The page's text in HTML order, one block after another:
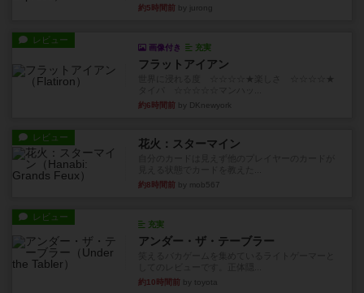
約5時間前 by jurong
レビュー
画像付き 充実
フラットアイアン
約6時間前 by DKnewyork
レビュー 花火：スターマイン
約8時間前 by mob567
レビュー
充実
アンダー・ザ・テーブラー
約10時間前 by toyota